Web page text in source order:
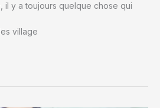
il y a toujours quelque chose qui
village